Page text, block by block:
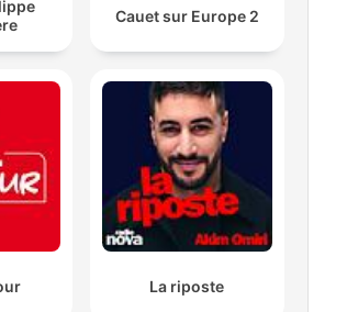
Cauet sur Europe 2
La riposte